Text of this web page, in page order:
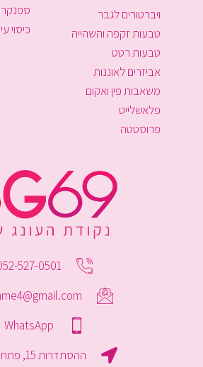
ויברטורים לגבר
טבעות זקפה והשהייה
טבעות רטט
אביזרים לאוננות
משאבות פין ואקום
פלאשלייט
פרוסטטה
כיסוי
527-0501
WhatsApp
ההסתדרות 15, פתח תקווה.